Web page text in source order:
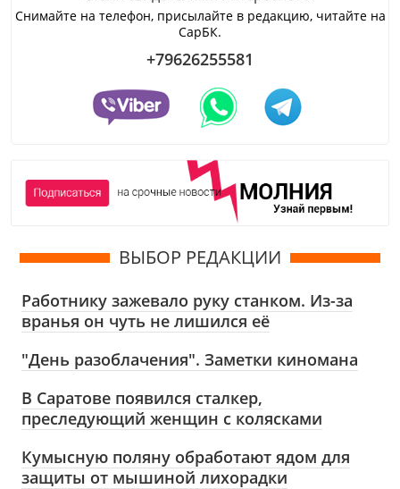
Снимайте на телефон, присылайте в редакцию, читайте на
СарБК.
+79626255581
ВЫБОР РЕДАКЦИИ
Работнику зажевало руку станком. Из-за
вранья он чуть не лишился её
"День разоблачения". Заметки киномана
В Саратове появился сталкер,
преследующий женщин с колясками
Кумысную поляну обработают ядом для
защиты от мышиной лихорадки